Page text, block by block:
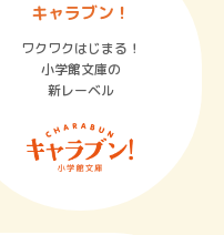
キャラブン！
ワクワクはじまる！
小学館文庫の
新レーベル